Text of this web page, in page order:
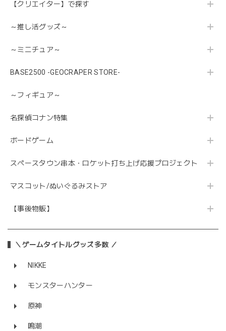
【クリエイター】で探す
～推し活グッズ～
～ミニチュア～
BASE2500 -GEOCRAPER STORE-
～フィギュア～
名探偵コナン特集
ボードゲーム
スペースタウン串本・ロケット打ち上げ応援プロジェクト
マスコット/ぬいぐるみストア
【事後物販】
＼ゲームタイトルグッズ多数 ／
NIKKE
モンスターハンター
原神
鳴潮